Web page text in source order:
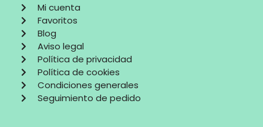
Mi cuenta
Favoritos
Blog
Aviso legal
Política de privacidad
Política de cookies
Condiciones generales
Seguimiento de pedido